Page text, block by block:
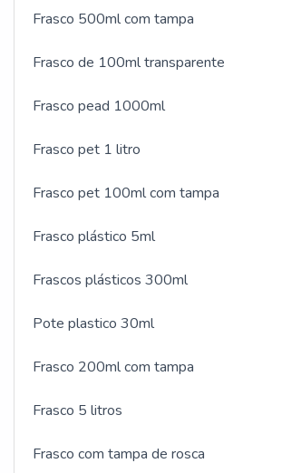
Frasco 500ml com tampa
Frasco de 100ml transparente
Frasco pead 1000ml
Frasco pet 1 litro
Frasco pet 100ml com tampa
Frasco plástico 5ml
Frascos plásticos 300ml
Pote plastico 30ml
Frasco 200ml com tampa
Frasco 5 litros
Frasco com tampa de rosca